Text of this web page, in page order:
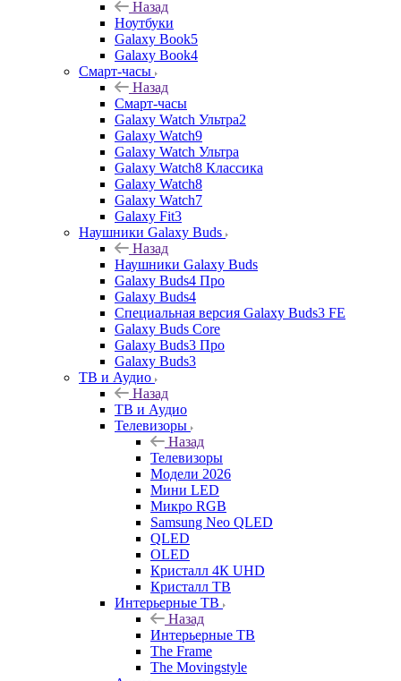
Назад
Ноутбуки
Galaxy Book5
Galaxy Book4
Смарт-часы
Назад
Смарт-часы
Galaxy Watch Ультра2
Galaxy Watch9
Galaxy Watch Ультра
Galaxy Watch8 Классика
Galaxy Watch8
Galaxy Watch7
Galaxy Fit3
Наушники Galaxy Buds
Назад
Наушники Galaxy Buds
Galaxy Buds4 Про
Galaxy Buds4
Специальная версия Galaxy Buds3 FE
Galaxy Buds Core
Galaxy Buds3 Про
Galaxy Buds3
ТВ и Аудио
Назад
ТВ и Аудио
Телевизоры
Назад
Телевизоры
Модели 2026
Мини LED
Микро RGB
Samsung Neo QLED
QLED
OLED
Кристалл 4К UHD
Кристалл ТВ
Интерьерные ТВ
Назад
Интерьерные ТВ
The Frame
The Movingstyle